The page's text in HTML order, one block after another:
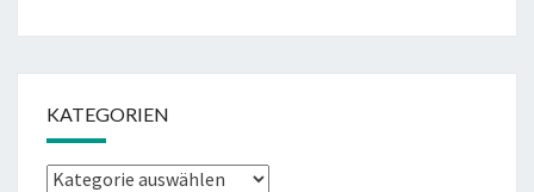
KATEGORIEN
Kategorien